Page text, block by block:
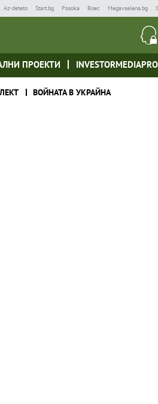
Az-deteto Start.bg Posoka Boec Megavselena.bg
ПРОЕКТИ INVESTORMEDIAPRO
ВОЙНАТА В УКРАЙНА